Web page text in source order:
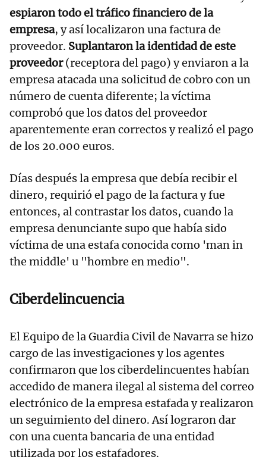
espiaron todo el tráfico financiero de la
empresa, y así localizaron una factura de
proveedor. Suplantaron la identidad de este
proveedor(receptora del pago) y enviaron a la
empresa atacada una solicitud de cobro con un
número de cuenta diferente; la víctima
comprobó que los datos del proveedor
aparentemente eran correctos y realizó el pago
de los 20.000 euros.
Días después la empresa que debía recibir el
dinero, requirió el pago de la factura y fue
entonces, al contrastar los datos, cuando la
empresa denunciante supo que había sido
víctima de una estafa conocida como 'man in
the middle' u "hombre en medio".
Ciberdelincuencia
El Equipo de la Guardia Civil de Navarra se hizo
cargo de las investigaciones y los agentes
confirmaron que los ciberdelincuentes habían
accedido de manera ilegal al sistema del correo
electrónico de la empresa estafada y realizaron
un seguimiento del dinero. Así lograron dar
con una cuenta bancaria de una entidad
utilizada por los estafadores.